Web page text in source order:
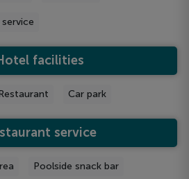
facilities
Car park
service
Poolside snack bar